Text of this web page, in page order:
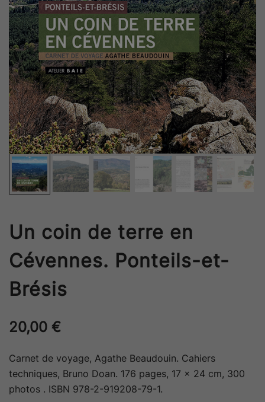
Un coin de terre en
Cévennes. Ponteils-et-
Brésis
20,00 €
Carnet de voyage, Agathe Beaudouin. Cahiers
techniques, Bruno Doan. 176 pages, 17 x 24 cm, 300
photos . ISBN 978-2-919208-79-1.